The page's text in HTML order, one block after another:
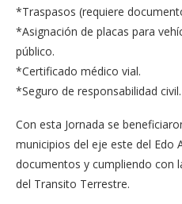
*Traspasos (requiere
*Asignación de placas para
público.
*Certificado médico vial.
*Seguro de responsabilidad civil.
Con esta Jornada se
municipios del eje este del Edo
documentos y cumpliendo con
del Transito Terrestre.